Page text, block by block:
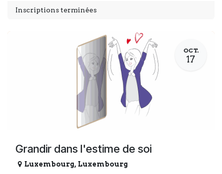
Inscriptions terminées
OCT.
17
Grandir dans l'estime de soi
Luxembourg, Luxembourg